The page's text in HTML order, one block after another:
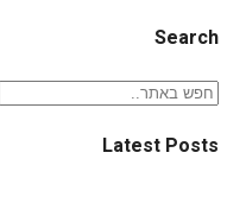
Search
Latest Posts